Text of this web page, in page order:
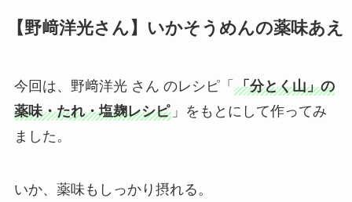
【野﨑洋光さん】いかそうめんの薬味あえ
今回は、野﨑洋光 さん のレシピ「 「分とく山」の
薬味・たれ・塩麹レシピ」をもとにして作ってみ
ました。
いか、薬味もしっかり摂れる。